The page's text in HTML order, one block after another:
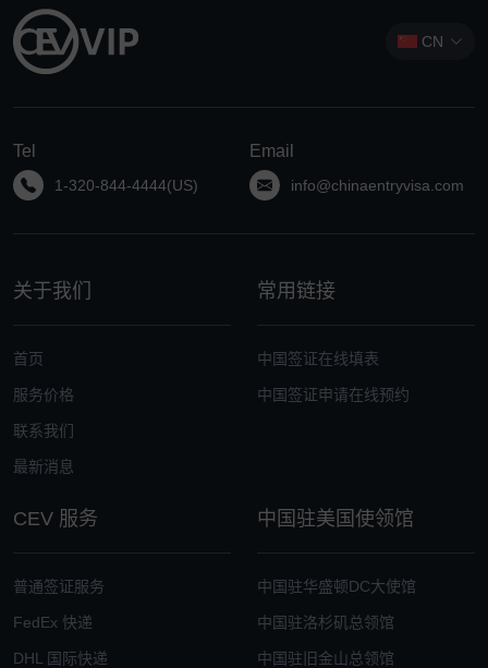
CN
Tel
1-320-844-4444(US)
Email
info@chinaentryvisa.com
关于我们
首页
服务价格
联系我们
最新消息
常用链接
中国签证在线填表
中国签证申请在线预约
CEV 服务
普通签证服务
FedEx 快递
DHL 国际快递
中国驻美国使领馆
中国驻华盛顿DC大使馆
中国驻洛杉矶总领馆
中国驻旧金山总领馆